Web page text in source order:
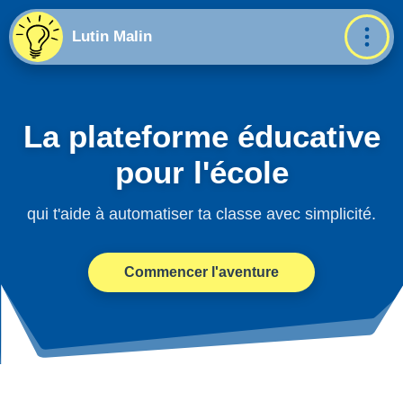
Lutin Malin
La plateforme éducative
pour l'école
qui t'aide à automatiser ta classe avec simplicité.
Commencer l'aventure